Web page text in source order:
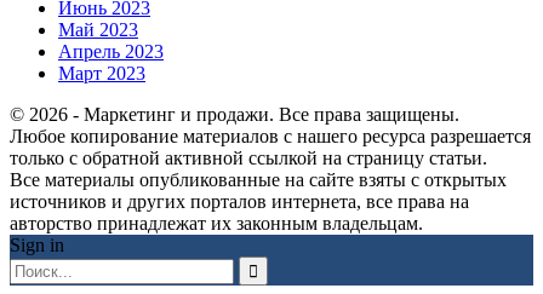
Июнь 2023
Май 2023
Апрель 2023
Март 2023
© 2026 - Маркетинг и продажи. Все права защищены.
Любое копирование материалов с нашего ресурса разрешается
только с обратной активной ссылкой на страницу статьи.
Все материалы опубликованные на сайте взяты с открытых
источников и других порталов интернета, все права на
авторство принадлежат их законным владельцам.
Sign in